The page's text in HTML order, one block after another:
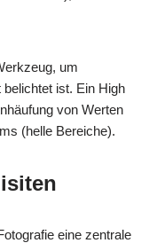
um
ist. Ein High
von Werten
(helle Bereiche).
eine zentrale